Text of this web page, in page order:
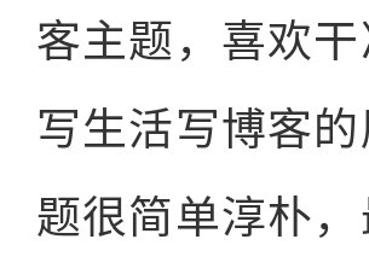
客主题，喜欢
写生活写博客
题很简单淳朴